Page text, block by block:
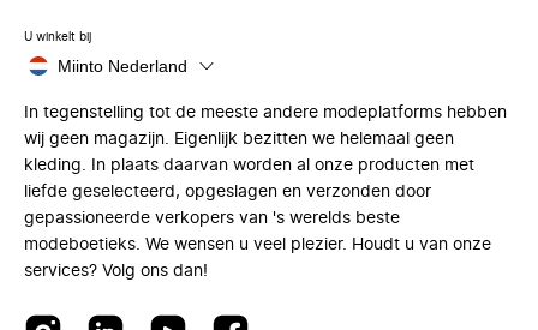
U winkelt bij
Miinto Nederland
In tegenstelling tot de meeste andere modeplatforms hebben
wij geen magazijn. Eigenlijk bezitten we helemaal geen
kleding. In plaats daarvan worden al onze producten met
liefde geselecteerd, opgeslagen en verzonden door
gepassioneerde verkopers van 's werelds beste
modeboetieks. We wensen u veel plezier. Houdt u van onze
services? Volg ons dan!